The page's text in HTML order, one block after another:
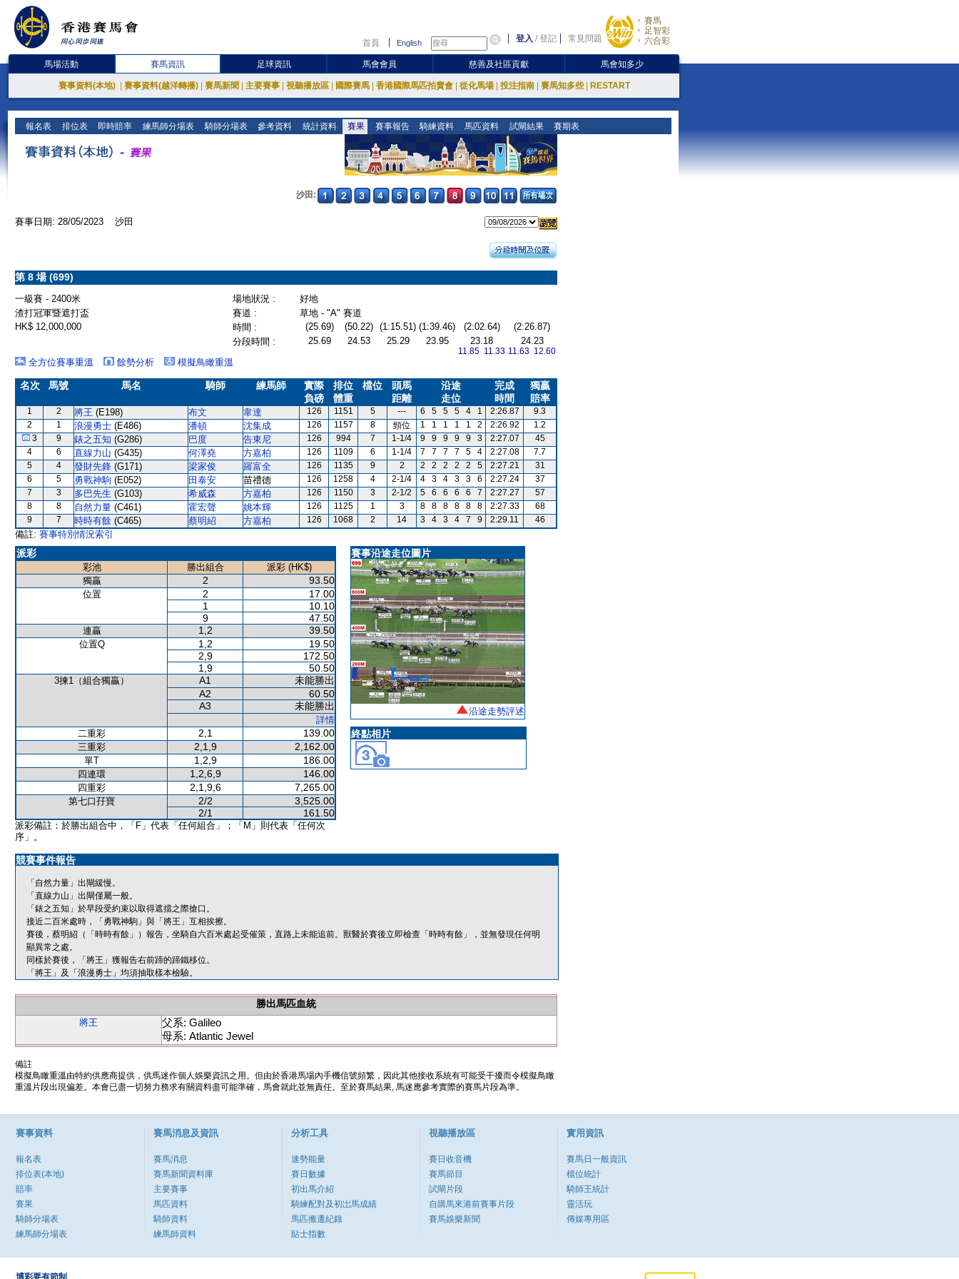
首頁 English 登入 /登記 常見問題
賽馬
足智彩
六合彩
馬場活動 賽馬資訊 足球資訊 馬會會員 慈善及社區貢獻 馬會知多少
賽事資料(本地) 賽事資料(越洋轉播) 賽馬新聞 主要賽事 視聽播放區 國際賽馬 香港國際馬匹拍賣會 從化馬場 投注指南 賽馬知多些 RESTART
報名表 排位表 即時賠率 練馬師分場表 騎師分場表 參考資料 統計資料 賽果 賽事報告 騎練資料 馬匹資料 試閘結果 賽期表
沙田:
賽事日期: 28/05/2023 沙田
第 8 場 (699)
一級賽 - 2400米 場地狀況 :
好地
渣打冠軍暨遮打盃
賽道 :
草地 - "A" 賽道
HK$ 12,000,000
時間 : (25.69) (50.22) (1:15.51) (1:39.46) (2:02.64)
(2:26.87)
分段時間 :
25.69 24.53 25.29 23.95 23.18
11.85 11.33
24.23
11.63 12.60
全方位賽事重溫 餘勢分析 模擬鳥瞰重溫
名次 馬號 馬名 騎師 練馬師
實際
負磅
排位
體重
檔位
頭馬
距離
沿途
走位
完成
時間
獨贏
賠率
1 2 將王 (E198) 布文 韋達 126 1151 5 --- 6 5 5 5 4 1 2:26.87
9.3
2
1 浪漫勇士 (E486) 潘頓 沈集成 126 1157 8 頸位 1 1 1 1 1 2 2:26.92
1.2
3
9 錶之五知 (G286) 巴度 告東尼 126 994 7 1-1/4 9 9 9 9 9 3 2:27.07
45
4
6 直線力山 (G435) 何澤堯 方嘉柏 126 1109 6 1-1/4 7 7 7 7 5 4 2:27.08
7.7
5
4 發財先鋒 (G171) 梁家俊 羅富全 126 1135 9 2 2 2 2 2 2 5 2:27.21
31
6
5 勇戰神駒 (E052) 田泰安 苗禮德 126 1258 4 2-1/4 4 3 4 3 3 6 2:27.24
37
7
3 多巴先生 (G103) 希威森 方嘉柏 126 1150 3 2-1/2 5 6 6 6 6 7 2:27.27
57
8
8 自然力量 (C461) 霍宏聲 姚本輝 126 1125 1 3 8 8 8 8 8 8 2:27.33
68
9
7 時時有餘 (C465) 蔡明紹 方嘉柏 126 1068 2 14 3 4 3 4 7 9 2:29.11 46
備註: 賽事特別情況索引
派彩
彩池 勝出組合
派彩 (HK$)
獨贏
2 93.50
位置 2
17.00
1
10.10
9
47.50
連贏 1,2 39.50
位置Q 1,2
19.50
2,9
172.50
1,9
50.50
3揀1（組合獨贏） A1
未能勝出
A2
60.50
A3
未能勝出
詳情
二重彩
2,1 139.00
三重彩 2,1,9 2,162.00
單T 1,2,9 186.00
四連環 1,2,6,9 146.00
四重彩 2,1,9,6 7,265.00
第七口孖寶 2/2
3,525.00
2/1
161.50
派彩備註：於勝出組合中，「F」代表「任何組合」；「M」則代表「任何次
序」。
賽事沿途走位圖片
沿途走勢評述
終點相片
競賽事件報告
「自然力量」出閘緩慢。
「直線力山」出閘僅屬一般。
「錶之五知」於早段受約束以取得遮擋之際搶口。
接近二百米處時，「勇戰神駒」與「將王」互相挨擦。
賽後，蔡明紹（「時時有餘」）報告，坐騎自六百米處起受催策，直路上未能追前。獸醫於賽後立即檢查「時時有餘」，並無發現任何明
顯異常之處。
同樣於賽後，「將王」獲報告右前蹄的蹄鐵移位。
「將王」及「浪漫勇士」均須抽取樣本檢驗。
勝出馬匹血統
將王
父系: Galileo
母系: Atlantic Jewel
備註
模擬鳥瞰重溫由特約供應商提供，供馬迷作個人娛樂資訊之用。但由於香港馬場內手機信號頻繁，因此其他接收系統有可能受干擾而令模擬鳥瞰
重溫片段出現偏差。本會已盡一切努力務求有關資料盡可能準確，馬會就此並無責任。至於賽馬結果, 馬迷應參考實際的賽馬片段為準。
賽事資料
報名表
排位表(本地)
賠率
賽果
騎師分場表
練馬師分場表
賽馬消息及資訊
賽馬消息
賽馬新聞資料庫
主要賽事
馬匹資料
騎師資料
練馬師資料
分析工具
速勢能量
賽日數據
初出馬介紹
騎練配對及初岀馬成績
馬匹搬遷紀錄
貼士指數
視聽播放區
賽日收音機
賽馬節目
試閘片段
自購馬來港前賽事片段
賽馬娛樂新聞
實用資訊
賽馬日一般資訊
檔位統計
騎師王統計
靈活玩
傳媒專用區
博彩要有節制